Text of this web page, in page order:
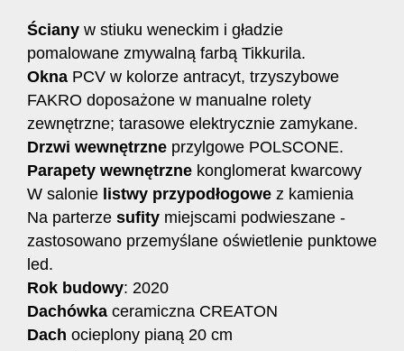
Ściany w stiuku weneckim i gładzie
pomalowane zmywalną farbą Tikkurila.
Okna PCV w kolorze antracyt, trzyszybowe
FAKRO doposażone w manualne rolety
zewnętrzne; tarasowe elektrycznie zamykane.
Drzwi wewnętrzne przylgowe POLSCONE.
Parapety wewnętrzne konglomerat kwarcowy
W salonie listwy przypodłogowe z kamienia
Na parterze sufity miejscami podwieszane -
zastosowano przemyślane oświetlenie punktowe
led.
Rok budowy: 2020
Dachówka ceramiczna CREATON
Dach ocieplony pianą 20 cm